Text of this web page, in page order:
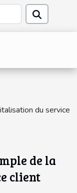
du service
de la
client